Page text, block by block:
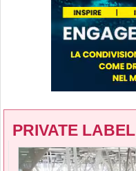
PRIVATE LABEL